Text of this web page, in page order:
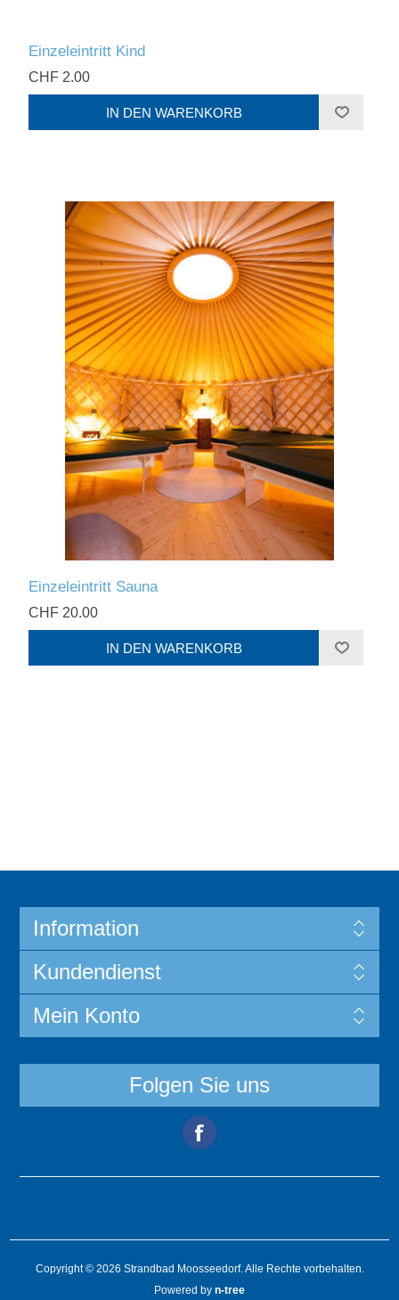
Einzeleintritt Kind
CHF 2.00
Einzeleintritt Sauna
CHF 20.00
Information
Kundendienst
Mein Konto
Folgen Sie uns
Copyright © 2026 Strandbad Moosseedorf. Alle Rechte vorbehalten.
Powered by n-tree